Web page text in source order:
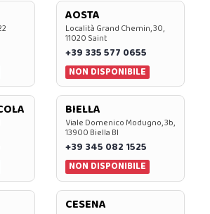
AOSTA
Località Grand Chemin, 30,
11020 Saint
+39 335 577 0655
NON DISPONIBILE
BIELLA
Viale Domenico Modugno, 3b,
13900 Biella BI
+39 345 082 1525
NON DISPONIBILE
CESENA